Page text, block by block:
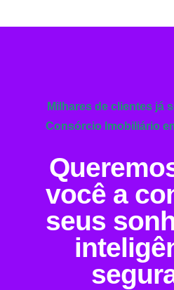
Milhares de clientes já
Consórcio Imobiliário
você a
seus